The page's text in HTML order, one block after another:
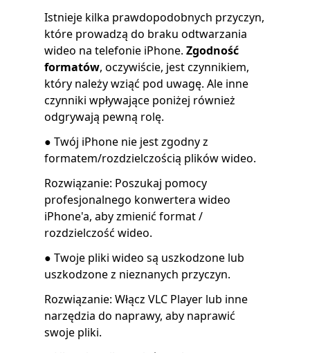
Istnieje kilka prawdopodobnych przyczyn,
które prowadzą do braku odtwarzania
wideo na telefonie iPhone. Zgodność
formatów, oczywiście, jest czynnikiem,
który należy wziąć pod uwagę. Ale inne
czynniki wpływające poniżej również
odgrywają pewną rolę.
● Twój iPhone nie jest zgodny z
formatem/rozdzielczością plików wideo.
Rozwiązanie: Poszukaj pomocy
profesjonalnego konwertera wideo
iPhone'a, aby zmienić format /
rozdzielczość wideo.
● Twoje pliki wideo są uszkodzone lub
uszkodzone z nieznanych przyczyn.
Rozwiązanie: Włącz VLC Player lub inne
narzędzia do naprawy, aby naprawić
swoje pliki.